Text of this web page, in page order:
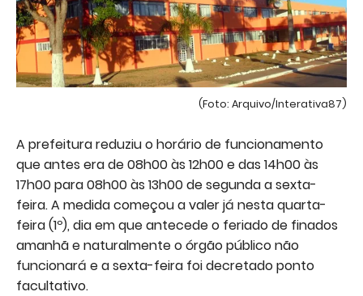
(Foto: Arquivo/Interativa87)
A prefeitura reduziu o horário de funcionamento
que antes era de 08h00 às 12h00 e das 14h00 às
17h00 para 08h00 às 13h00 de segunda a sexta-
feira. A medida começou a valer já nesta quarta-
feira (1º), dia em que antecede o feriado de finados
amanhã e naturalmente o órgão público não
funcionará e a sexta-feira foi decretado ponto
facultativo.